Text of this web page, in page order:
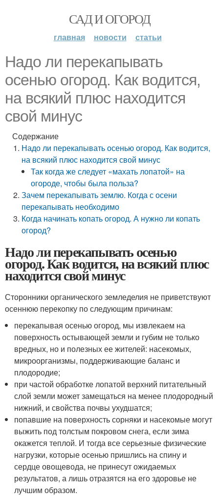
САД И ОГОРОД
главная новости статьи
Надо ли перекапывать
осенью огород. Как водится,
на всякий плюс находится
свой минус
Содержание
Надо ли перекапывать осенью огород. Как водится,
на всякий плюс находится свой минус
Так когда же следует «махать лопатой» на
огороде, чтобы была польза?
Зачем перекапывать землю. Когда с осени
перекапывать необходимо
Когда начинать копать огород. А нужно ли копать
огород?
Надо ли перекапывать осенью
огород. Как водится, на всякий плюс
находится свой минус
Сторонники органического земледелия не приветствуют
осеннюю перекопку по следующим причинам:
перекапывая осенью огород, мы извлекаем на
поверхность остывающей земли и губим не только
вредных, но и полезных ее жителей: насекомых,
микроорганизмы, поддерживающие баланс и
плодородие;
при частой обработке лопатой верхний питательный
слой земли может замещаться на менее плодородный
нижний, и свойства почвы ухудшатся;
попавшие на поверхность сорняки и насекомые могут
выжить под толстым покровом снега, если зима
окажется теплой. И тогда все серьезные физические
нагрузки, которые осенью пришлись на спину и
сердце овощевода, не принесут ожидаемых
результатов, а лишь отразятся на его здоровье не
лучшим образом.